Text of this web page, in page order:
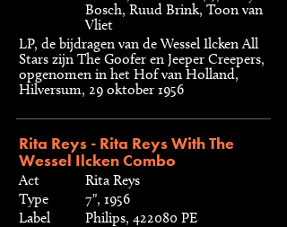
Bosch, Ruud Brink, Toon van
Vliet
LP, de bijdragen van de Wessel Ilcken All
Stars zijn The Goofer en Jeeper Creepers,
opgenomen in het Hof van Holland,
Hilversum, 29 oktober 1956
Rita Reys - Rita Reys With The
Wessel Ilcken Combo
Act
Rita Reys
Type
7", 1956
Label
Philips, 422080 PE